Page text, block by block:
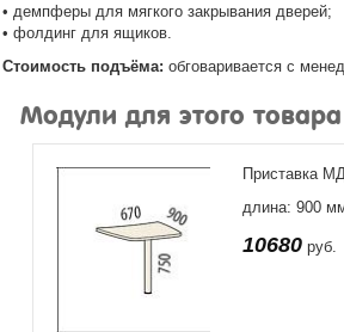
• демпферы для мягкого закрывания дверей;
• фолдинг для ящиков.
Стоимость подъёма: обговаривается с
Модули для этого
Приставка
длина: 900
10680 руб.